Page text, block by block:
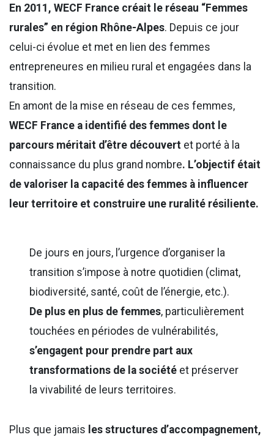
En 2011, WECF France créait le réseau “Femmes
rurales” en région Rhône-Alpes. Depuis ce jour
celui-ci évolue et met en lien des femmes
entrepreneures en milieu rural et engagées dans la
transition.
En amont de la mise en réseau de ces femmes,
WECF France a identifié des femmes dont le
parcours méritait d’être découvert et porté à la
connaissance du plus grand nombre. L’objectif était
de valoriser la capacité des femmes à influencer
leur territoire et construire une ruralité résiliente.
De jours en jours, l’urgence d’organiser la
transition s’impose à notre quotidien (climat,
biodiversité, santé, coût de l’énergie, etc.).
De plus en plus de femmes, particulièrement
touchées en périodes de vulnérabilités,
s’engagent pour prendre part aux
transformations de la société et préserver
la vivabilité de leurs territoires.
Plus que jamais les structures d’accompagnement,